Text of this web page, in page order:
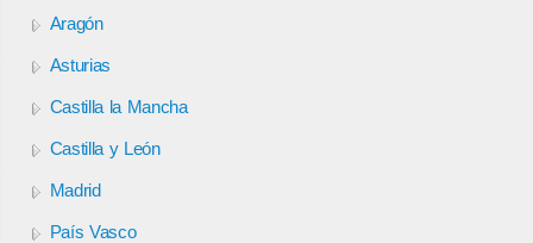
Aragón
Asturias
Castilla la Mancha
Castilla y León
Madrid
País Vasco